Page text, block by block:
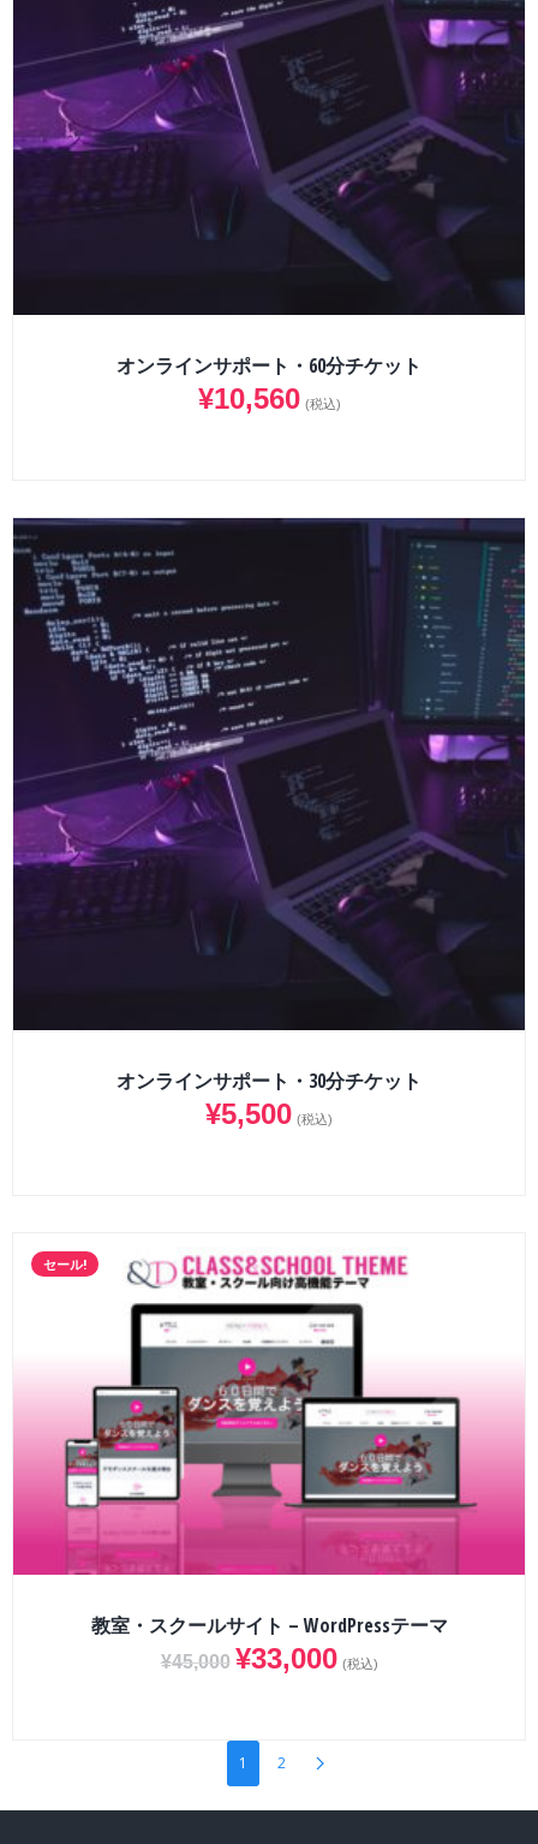
オンラインサポート・60分チケット
¥10,560 (税込)
オンラインサポート・30分チケット
¥5,500 (税込)
セール!
教室・スクールサイト – WordPressテーマ
¥45,000 ¥33,000 (税込)
1 2